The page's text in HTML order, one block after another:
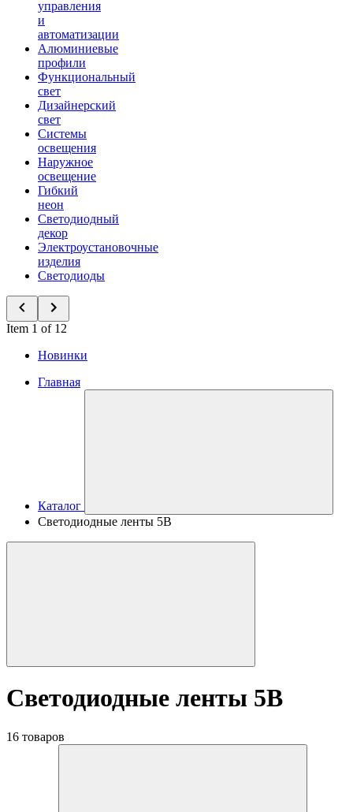
управления
и
автоматизации
Алюминиевые
профили
Функциональный
свет
Дизайнерский
свет
Системы
освещения
Наружное
освещение
Гибкий
неон
Светодиодный
декор
Электроустановочные
изделия
Светодиоды
Item 1 of 12
Новинки
Главная
Каталог
Светодиодные ленты 5В
Светодиодные ленты 5В
16 товаров